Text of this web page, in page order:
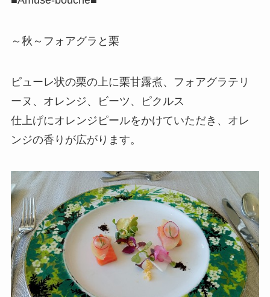
～秋～フォアグラと栗
ピューレ状の栗の上に栗甘露煮、フォアグラテリ
ーヌ、オレンジ、ビーツ、ピクルス
仕上げにオレンジピールをかけていただき、オレ
ンジの香りが広がります。